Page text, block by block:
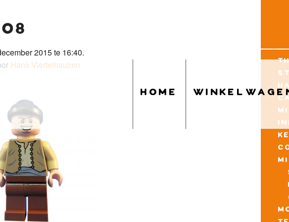
home
2015 te 16:40.
Hans Viertelhauzen